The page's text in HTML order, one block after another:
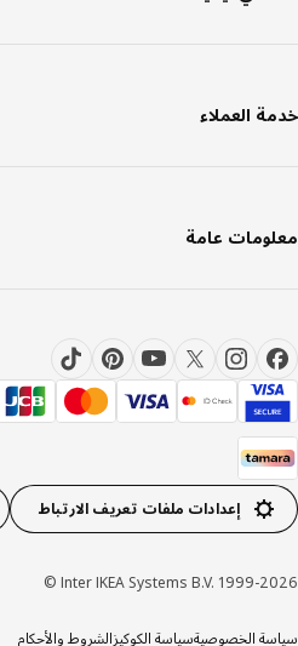
العملاء
عامة
إعدادات ملفات تعريف الارتباط
Inter IKEA Systems B.V. 1999-
الخصوصيةسياسة الكوكيزالشروط والأحكام